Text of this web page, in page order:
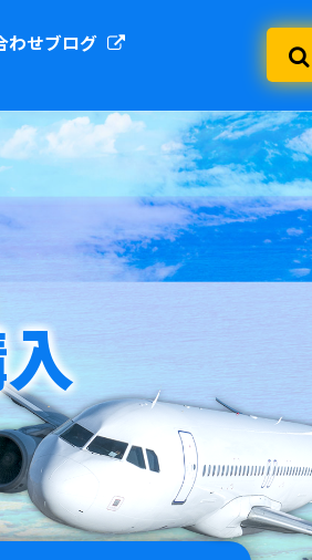
わせブログ